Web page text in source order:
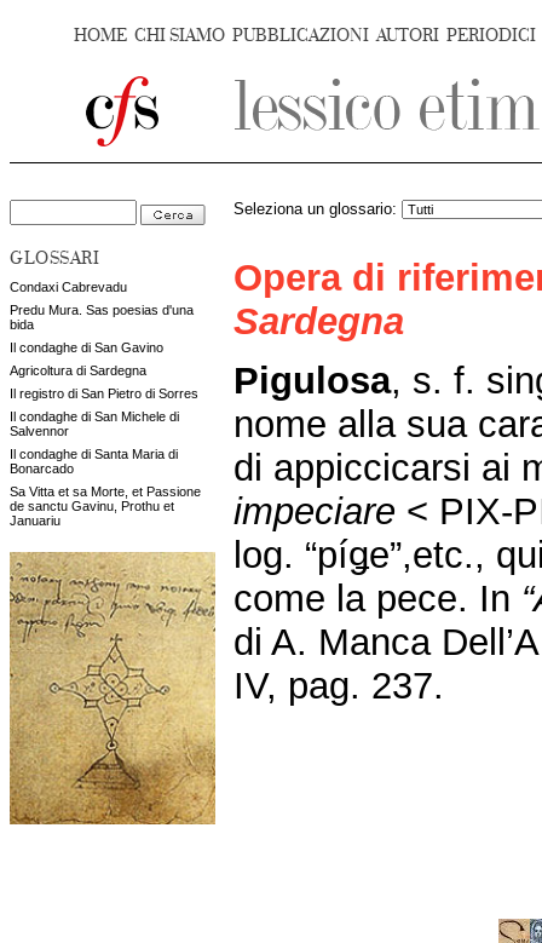
HOME CHI SIAMO PUBBLICAZIONI AUTORI PERIODICI
GLOSSARI
Condaxi Cabrevadu
Predu Mura. Sas poesias d'una
bida
Il condaghe di San Gavino
Agricoltura di Sardegna
Il registro di San Pietro di Sorres
Il condaghe di San Michele di
Salvennor
Il condaghe di Santa Maria di
Bonarcado
Sa Vitta et sa Morte, et Passione
de sanctu Gavinu, Prothu et
Januariu
Seleziona un glossario:
Opera di
Sardegna
Pigulosa, s. f.
nome alla sua
di appiccicarsi ai
impeciare < PIX-
log. “píǥe”,etc.,
come la pece. In
di A. Manca
IV, pag. 237.